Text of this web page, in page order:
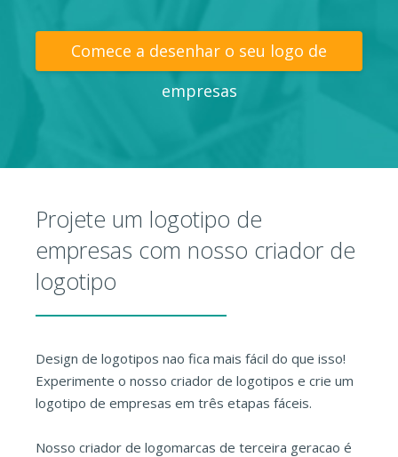
Comece a desenhar o seu logo de
empresas
Projete um logotipo de
empresas com nosso criador de
logotipo
Design de logotipos nao fica mais fácil do que isso!
Experimente o nosso criador de logotipos e crie um
logotipo de empresas em três etapas fáceis.
Nosso criador de logomarcas de terceira geracao é